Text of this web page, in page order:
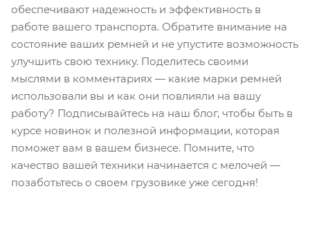
обеспечивают надежность и эффективность в
работе вашего транспорта. Обратите внимание на
состояние ваших ремней и не упустите возможность
улучшить свою технику. Поделитесь своими
мыслями в комментариях — какие марки ремней
использовали вы и как они повлияли на вашу
работу? Подписывайтесь на наш блог, чтобы быть в
курсе новинок и полезной информации, которая
поможет вам в вашем бизнесе. Помните, что
качество вашей техники начинается с мелочей —
позаботьтесь о своем грузовике уже сегодня!